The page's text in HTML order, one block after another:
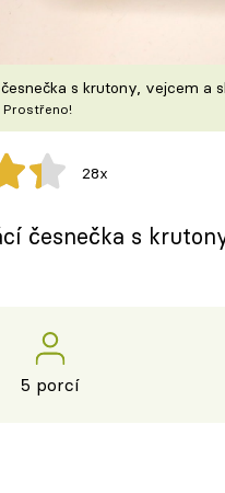
s krutony, vejcem a
Prostřeno!
28x
česnečka s
5 porcí